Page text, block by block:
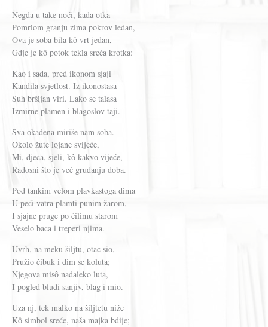
Negda u take noći, kada otka
Pomrlom granju zima pokrov ledan,
Ova je soba bila kô vrt jedan,
Gdje je kô potok tekla sreća krotka:
Kao i sada, pred ikonom sjaji
Kandila svjetlost. Iz ikonostasa
Suh bršljan viri. Lako se talasa
Izmirne plamen i blagoslov taji.
Sva okađena miriše nam soba.
Okolo žute lojane svijeće,
Mi, djeca, sjeli, kô kakvo vijeće,
Radosni što je već grudanju doba.
Pod tankim velom plavkastoga dima
U peći vatra plamti punim žarom,
I sjajne pruge po ćilimu starom
Veselo baca i treperi njima.
Uvrh, na meku šiljtu, otac sio,
Pružio čibuk i dim se koluta;
Njegova misô nadaleko luta,
I pogled bludi sanjiv, blag i mio.
Uza nj, tek malko na šiljtetu niže
Kô simbol sreće, naša majka bdije;